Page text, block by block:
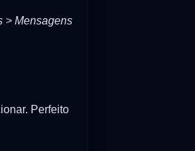
> Mensagens
Perfeito